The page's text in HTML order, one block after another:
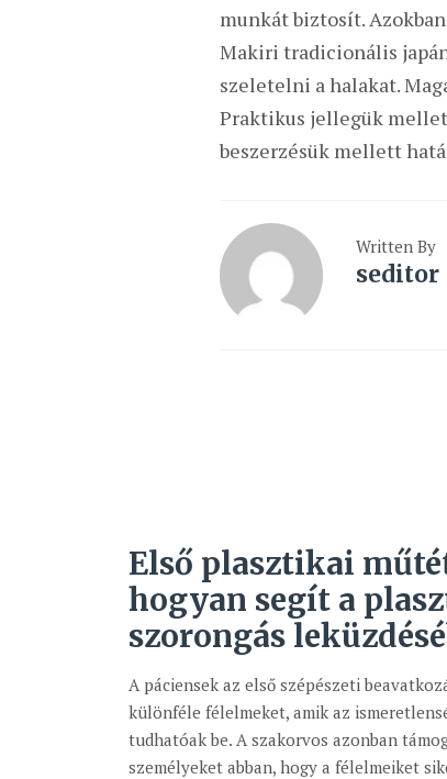
munkát biztosít.
Makiri tradicionális
szeletelni a halakat.
Praktikus jellegük
beszerzésük mellett
Written By
seditor
Első plasztikai
hogyan segít a
szorongás
A páciensek az első szépészeti
különféle félelmeket, amik az
tudhatóak be. A szakorvos azonban
személyeket abban, hogy a félelmeiket